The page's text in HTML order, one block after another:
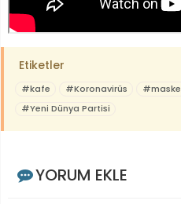
Etiketler
#kafe #Koronavirüs #maske
#Yeni Dünya Partisi
YORUM EKLE